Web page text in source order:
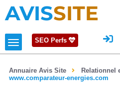
AVISSITE
SEO Perfs
Annuaire Avis Site
Relationnel
www.comparateur-energies.com